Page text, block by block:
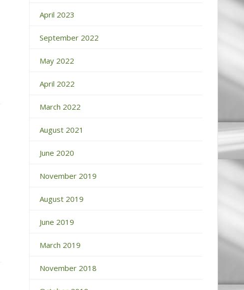
April 2023
September 2022
May 2022
April 2022
March 2022
August 2021
June 2020
November 2019
August 2019
June 2019
March 2019
November 2018